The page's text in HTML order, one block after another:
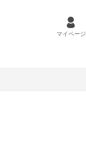
マイページ